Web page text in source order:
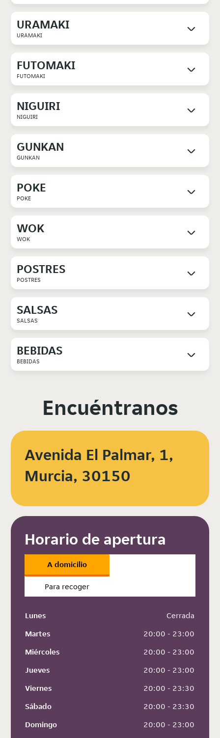
URAMAKI
URAMAKI
FUTOMAKI
FUTOMAKI
NIGUIRI
NIGUIRI
GUNKAN
GUNKAN
POKE
POKE
WOK
WOK
POSTRES
POSTRES
SALSAS
SALSAS
BEBIDAS
BEBIDAS
Encuéntranos
Avenida El Palmar, 1,
Murcia, 30150
Horario de apertura
A domicilio
Para recoger
Lunes
Cerrada
Martes
20:00 - 23:00
Miércoles
20:00 - 23:00
Jueves
20:00 - 23:00
Viernes
20:00 - 23:30
Sábado
20:00 - 23:30
Domingo
20:00 - 23:00